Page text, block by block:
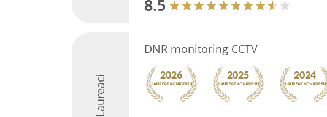
8.5
Laureaci
DNR monitoring CCTV